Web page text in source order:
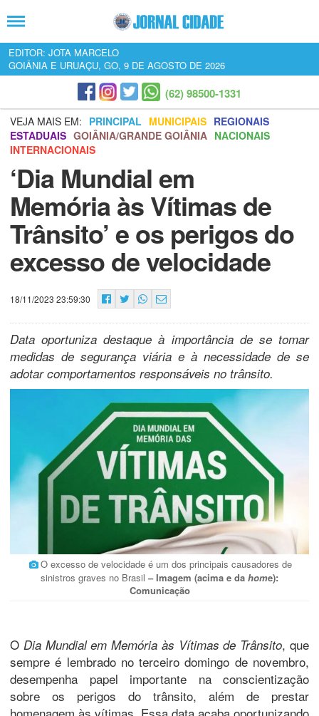
EDITOR: JOTA MARCELO
GOIÂNIA E URUAÇU, GO, 9 DE AGOSTO DE 2026
(62) 98500-1331
VEJA MAIS EM: PRINCIPAL MUNICIPAIS REGIONAIS
ESTADUAIS GOIÂNIA/GRANDE GOIÂNIA NACIONAIS
INTERNACIONAIS
‘Dia Mundial em
Memória às Vítimas de
Trânsito’ e os perigos do
excesso de velocidade
18/11/2023 23:59:30
Data oportuniza destaque à importância de se tomar
medidas de segurança viária e à necessidade de se
adotar comportamentos responsáveis no trânsito.
O excesso de velocidade é um dos principais causadores de
sinistros graves no Brasil – Imagem (acima e da home):
Comunicação
O Dia Mundial em Memória às Vítimas de Trânsito, que
sempre é lembrado no terceiro domingo de novembro,
desempenha papel importante na conscientização
sobre os perigos do trânsito, além de prestar